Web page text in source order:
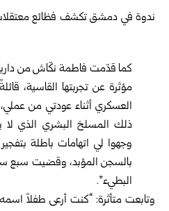
كما قدّمت فاطمة نكّاش من
مؤثرة عن تجربتها القاسية،
ذلك المسلخ البشري الذي لا
وجهوا لي اتهامات باطلة
بالسجن المؤبد، وقضيت سبع
البطيء”.
وتابعت متأثرة: “كنت أرعى طفلاً